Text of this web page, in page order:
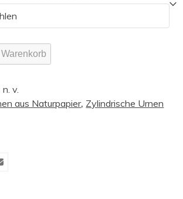
Warenkorb
n. v.
aus Naturpapier, Zylindrische Urnen